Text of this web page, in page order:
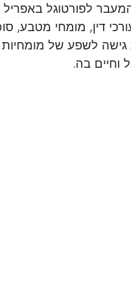
דין, מומחי מטבע,
לשפע של מומחיות
וחיים בה.